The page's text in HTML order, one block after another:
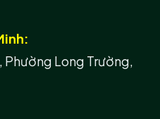
Long Trường,